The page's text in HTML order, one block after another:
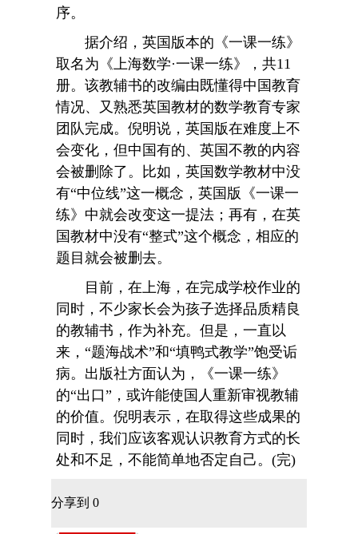
序。
据介绍，英国版本的《一课一练》
取名为《上海数学·一课一练》，共11
册。该教辅书的改编由既懂得中国教育
情况、又熟悉英国教材的数学教育专家
团队完成。倪明说，英国版在难度上不
会变化，但中国有的、英国不教的内容
会被删除了。比如，英国数学教材中没
有“中位线”这一概念，英国版《一课一
练》中就会改变这一提法；再有，在英
国教材中没有“整式”这个概念，相应的
题目就会被删去。
目前，在上海，在完成学校作业的
同时，不少家长会为孩子选择品质精良
的教辅书，作为补充。但是，一直以
来，“题海战术”和“填鸭式教学”饱受诟
病。出版社方面认为，《一课一练》
的“出口”，或许能使国人重新审视教辅
的价值。倪明表示，在取得这些成果的
同时，我们应该客观认识教育方式的长
处和不足，不能简单地否定自己。(完)
分享到 0